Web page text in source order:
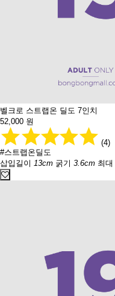
벨크로 스트랩온 딜도 7인치
52,000 원
(4)
#스트랩온딜도
삽입길이 13cm 굵기 3.6cm 최대